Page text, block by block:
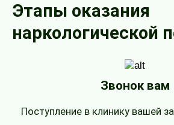
Этапы оказания
наркологической
Звонок вам
Поступление в клинику вашей